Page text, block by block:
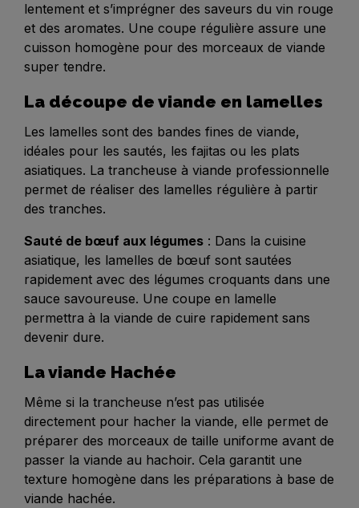
lentement et s’imprégner des saveurs du vin rouge
et des aromates. Une coupe régulière assure une
cuisson homogène pour des morceaux de viande
super tendre.
La découpe de viande en lamelles
Les lamelles sont des bandes fines de viande,
idéales pour les sautés, les fajitas ou les plats
asiatiques. La trancheuse à viande professionnelle
permet de réaliser des lamelles régulière à partir
des tranches.
Sauté de bœuf aux légumes : Dans la cuisine
asiatique, les lamelles de bœuf sont sautées
rapidement avec des légumes croquants dans une
sauce savoureuse. Une coupe en lamelle
permettra à la viande de cuire rapidement sans
devenir dure.
La viande Hachée
Même si la trancheuse n’est pas utilisée
directement pour hacher la viande, elle permet de
préparer des morceaux de taille uniforme avant de
passer la viande au hachoir. Cela garantit une
texture homogène dans les préparations à base de
viande hachée.